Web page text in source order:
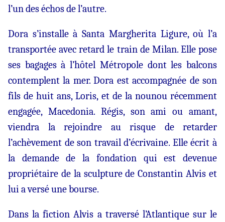
l’un des échos de l’autre.
Dora s’installe à Santa Margherita Ligure, où l’a
transportée avec retard le train de Milan. Elle pose
ses bagages à l’hôtel Métropole dont les balcons
contemplent la mer. Dora est accompagnée de son
fils de huit ans, Loris, et de la nounou récemment
engagée, Macedonia. Régis, son ami ou amant,
viendra la rejoindre au risque de retarder
l’achèvement de son travail d’écrivaine. Elle écrit à
la demande de la fondation qui est devenue
propriétaire de la sculpture de Constantin Alvis et
lui a versé une bourse.
Dans la fiction Alvis a traversé l’Atlantique sur le